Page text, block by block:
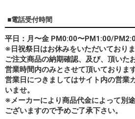
■電話受付時間
平日：月〜金 PM0:00〜PM1:00/
※日祝祭日はお休みをいただいておりま
ご注文商品の納期確認、及び、頂いた
営業時間内のみとさせて頂いております
営業日につきましてはサイト内の営業
いませ。
※メーカーにより商品代金によって別
ございますので予めご了承下さい。